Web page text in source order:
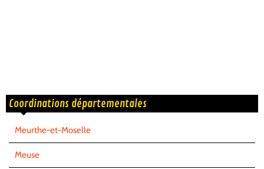
Coordinations départementales
Meurthe-et-Moselle
Meuse